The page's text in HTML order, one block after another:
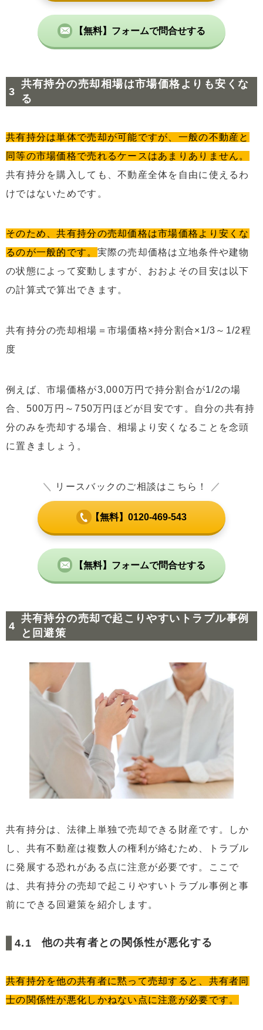
【無料】フォームで問合せする
共有持分の売却相場は市場価格よりも安くな
る
共有持分は単体で売却が可能ですが、一般の不動産と
同等の市場価格で売れるケースはあまりありません。
共有持分を購入しても、不動産全体を自由に使えるわ
けではないためです。
そのため、共有持分の売却価格は市場価格より安くな
るのが一般的です。 実際の売却価格は立地条件や建物
の状態によって変動しますが、おおよその目安は以下
の計算式で算出できます。
共有持分の売却相場＝市場価格×持分割合×1/3～1/2程
度
例えば、市場価格が3,000万円で持分割合が1/2の場
合、500万円～750万円ほどが目安です。自分の共有持
分のみを売却する場合、相場より安くなることを念頭
に置きましょう。
＼ リースバックのご相談はこちら！ ／
【無料】0120-469-543
【無料】フォームで問合せする
共有持分の売却で起こりやすいトラブル事例
と回避策
共有持分は、法律上単独で売却できる財産です。しか
し、共有不動産は複数人の権利が絡むため、トラブル
に発展する恐れがある点に注意が必要です。ここで
は、共有持分の売却で起こりやすいトラブル事例と事
前にできる回避策を紹介します。
他の共有者との関係性が悪化する
共有持分を他の共有者に黙って売却すると、共有者同
士の関係性が悪化しかねない点に注意が必要です。